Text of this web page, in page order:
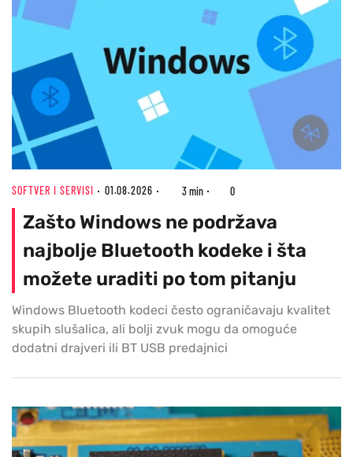
SOFTVER I SERVISI 01.08.2026 3 min 0
Zašto Windows ne podržava
najbolje Bluetooth kodeke i šta
možete uraditi po tom pitanju
Windows Bluetooth kodeci često ograničavaju kvalitet
skupih slušalica, ali bolji zvuk mogu da omoguće
dodatni drajveri ili BT USB predajnici